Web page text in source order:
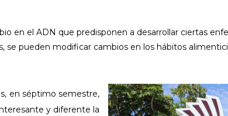
en el ADN que predisponen a desarrollar ciertas
pueden modificar cambios en los hábitos
en séptimo semestre,
y diferente la